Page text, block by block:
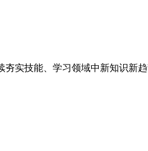
实技能、学习领域中新知识新